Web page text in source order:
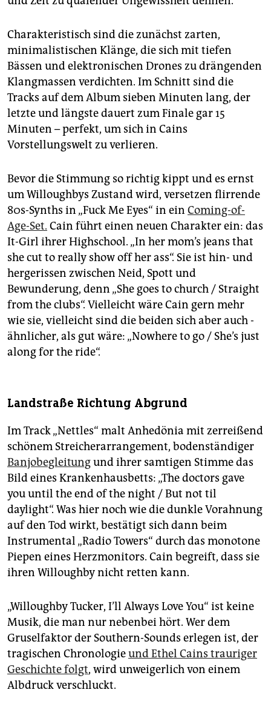
Charakteristisch sind die zunächst zarten,
minimalistischen Klänge, die sich mit tiefen
Bässen und elektronischen Drones zu drängenden
Klangmassen verdichten. Im Schnitt sind die
Tracks auf dem Album sieben Minuten lang, der
letzte und längste dauert zum Finale gar 15
Minuten – perfekt, um sich in Cains
Vorstellungswelt zu verlieren.
Bevor die Stimmung so richtig kippt und es ernst
um Wil­lough­bys Zustand wird, versetzen flirrende
80s-Synths in „Fuck Me Eyes“ in ein Coming-of-
Age-Set. Cain führt einen neuen Charakter ein: das
It-Girl ihrer Highschool. „In her mom’s jeans that
she cut to real­ly show off her ass“. Sie ist hin- und
hergerissen zwischen Neid, Spott und
Bewunderung, denn „She goes to church / Straight
from the clubs“. Vielleicht wäre Cain gern mehr
wie sie, vielleicht sind die beiden sich aber auch ­
ähnlicher, als gut wäre: „Nowhere to go / She’s just
along for the ride“.
Landstraße Richtung Abgrund
Im Track „Nettles“ malt Anhedönia mit zerreißend
schönem Streicherarrangement, bodenständiger
Banjobegleitungund ihrer samtigen Stimme das
Bild eines Krankenhausbetts: „The doctors gave
you until the end of the night / But not til
daylight“. Was hier noch wie die dunkle Vorahnung
auf den Tod wirkt, bestätigt sich dann beim
Instrumental „Radio Towers“ durch das monotone
Piepen eines Herzmonitors. Cain begreift, dass sie
ihren Willoughby nicht retten kann.
„Willoughby Tucker, I’ll Always Love You“ ist keine
Musik, die man nur nebenbei hört. Wer dem
Gruselfaktor der Southern-Sounds erlegen ist, der
tragischen Chronologieund Ethel Cains trauriger
Geschichte folgt, wird unweigerlich von einem
Albdruck verschluckt.